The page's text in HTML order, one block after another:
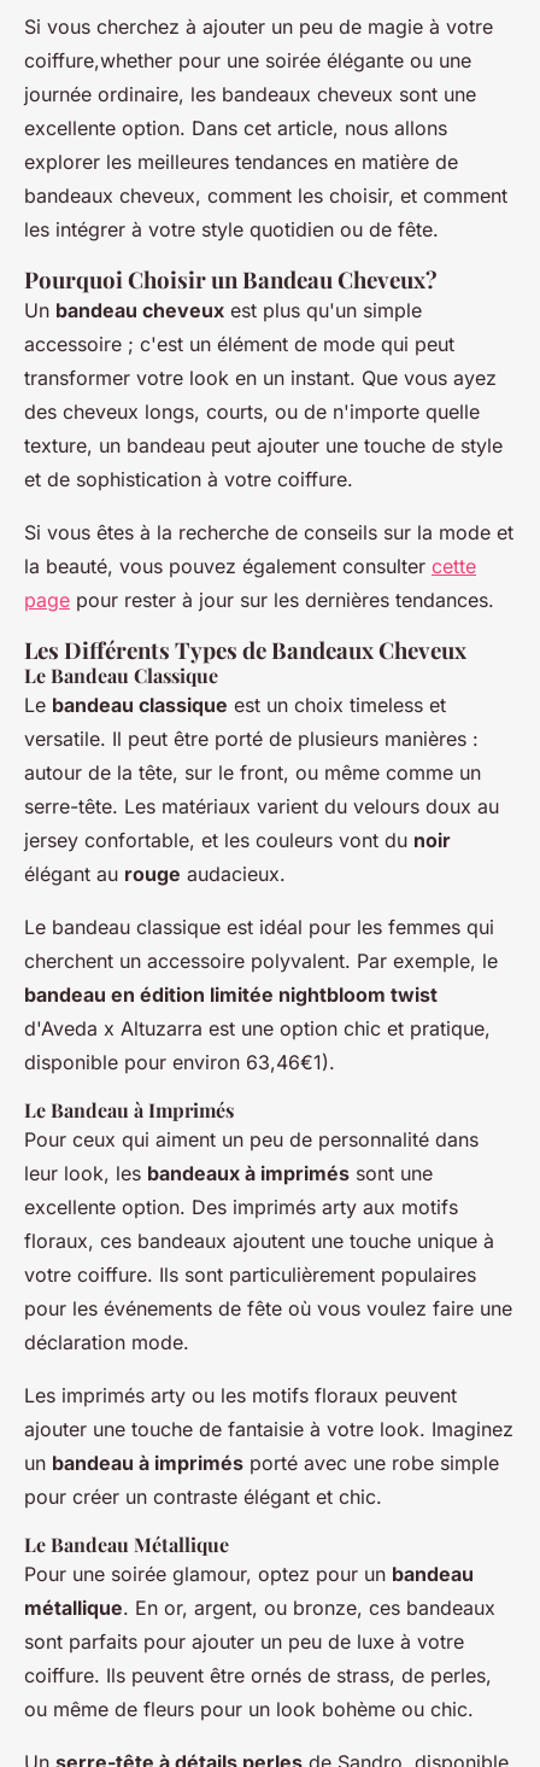
Si vous cherchez à ajouter un peu de magie à votre
coiffure,whether pour une soirée élégante ou une
journée ordinaire, les bandeaux cheveux sont une
excellente option. Dans cet article, nous allons
explorer les meilleures tendances en matière de
bandeaux cheveux, comment les choisir, et comment
les intégrer à votre style quotidien ou de fête.
Pourquoi Choisir un Bandeau Cheveux?
Un bandeau cheveux est plus qu'un simple
accessoire ; c'est un élément de mode qui peut
transformer votre look en un instant. Que vous ayez
des cheveux longs, courts, ou de n'importe quelle
texture, un bandeau peut ajouter une touche de style
et de sophistication à votre coiffure.
Si vous êtes à la recherche de conseils sur la mode et
la beauté, vous pouvez également consulter cette
page pour rester à jour sur les dernières tendances.
Les Différents Types de Bandeaux Cheveux
Le Bandeau Classique
Le bandeau classique est un choix timeless et
versatile. Il peut être porté de plusieurs manières :
autour de la tête, sur le front, ou même comme un
serre-tête. Les matériaux varient du velours doux au
jersey confortable, et les couleurs vont du noir
élégant au rouge audacieux.
Le bandeau classique est idéal pour les femmes qui
cherchent un accessoire polyvalent. Par exemple, le
bandeau en édition limitée nightbloom twist
d'Aveda x Altuzarra est une option chic et pratique,
disponible pour environ 63,46€1).
Le Bandeau à Imprimés
Pour ceux qui aiment un peu de personnalité dans
leur look, les bandeaux à imprimés sont une
excellente option. Des imprimés arty aux motifs
floraux, ces bandeaux ajoutent une touche unique à
votre coiffure. Ils sont particulièrement populaires
pour les événements de fête où vous voulez faire une
déclaration mode.
Les imprimés arty ou les motifs floraux peuvent
ajouter une touche de fantaisie à votre look. Imaginez
un bandeau à imprimés porté avec une robe simple
pour créer un contraste élégant et chic.
Le Bandeau Métallique
Pour une soirée glamour, optez pour un bandeau
métallique. En or, argent, ou bronze, ces bandeaux
sont parfaits pour ajouter un peu de luxe à votre
coiffure. Ils peuvent être ornés de strass, de perles,
ou même de fleurs pour un look bohème ou chic.
Un serre-tête à détails perles de Sandro, disponible